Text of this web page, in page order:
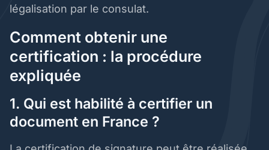
légalisation par le consulat.
Comment obtenir une
certification : la procédure
expliquée
1. Qui est habilité à certifier un
document en France ?